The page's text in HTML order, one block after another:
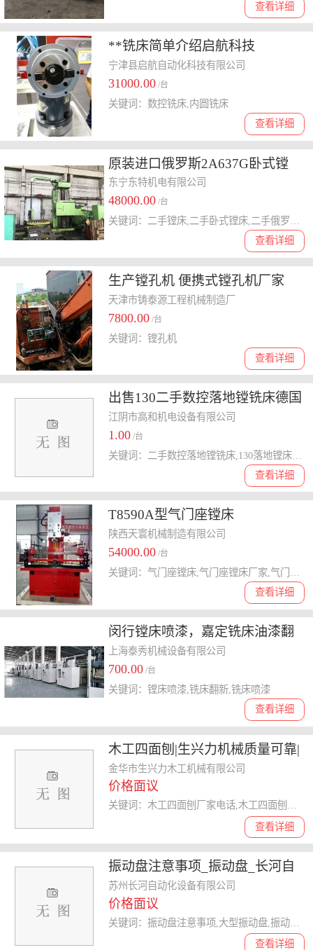
查看详细
**铣床简单介绍启航科技
宁津县启航自动化科技有限公司
31000.00 /台
查看详细
关键词：数控铣床,内圆铣床
原装进口俄罗斯2A637G卧式镗
床，二手160进口镗床
东宁东特机电有限公司
48000.00 /台
查看详细
关键词：二手镗床,二手卧式镗床,二手俄罗斯镗床
生产镗孔机 便携式镗孔机厂家
天津市铸泰源工程机械制造厂
7800.00 /台
查看详细
关键词：镗孔机
出售130二手数控落地镗铣床德国
优尼产,二手TJK6913数控落地镗
铣床
江阴市高和机电设备有限公司
1.00 /台
查看详细
T8590A型气门座镗床
陕西天寰机械制造有限公司
54000.00 /台
查看详细
闵行镗床喷漆，嘉定铣床油漆翻
新，宝山镗铣床喷漆价格
上海泰秀机械设备有限公司
700.00 /台
查看详细
关键词：镗床喷漆,铣床翻新,铣床喷漆
木工四面刨|生兴力机械质量可靠|
木工四面刨哪家便宜
金华市生兴力木工机械有限公司
价格面议
查看详细
关键词：木工四面刨厂家电话,木工四面刨报价,木工四面刨哪家便宜,木工四面刨
振动盘注意事项_振动盘_长河自
动化
苏州长河自动化设备有限公司
价格面议
查看详细